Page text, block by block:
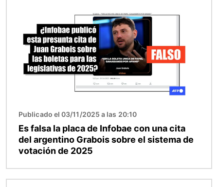
Publicado el 03/11/2025 a las 20:10
Es falsa la placa de Infobae con una cita
del argentino Grabois sobre el sistema de
votación de 2025